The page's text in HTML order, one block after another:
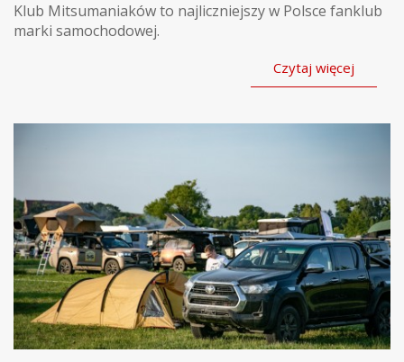
Klub Mitsumaniaków to najliczniejszy w Polsce fanklub
marki samochodowej.
Czytaj więcej